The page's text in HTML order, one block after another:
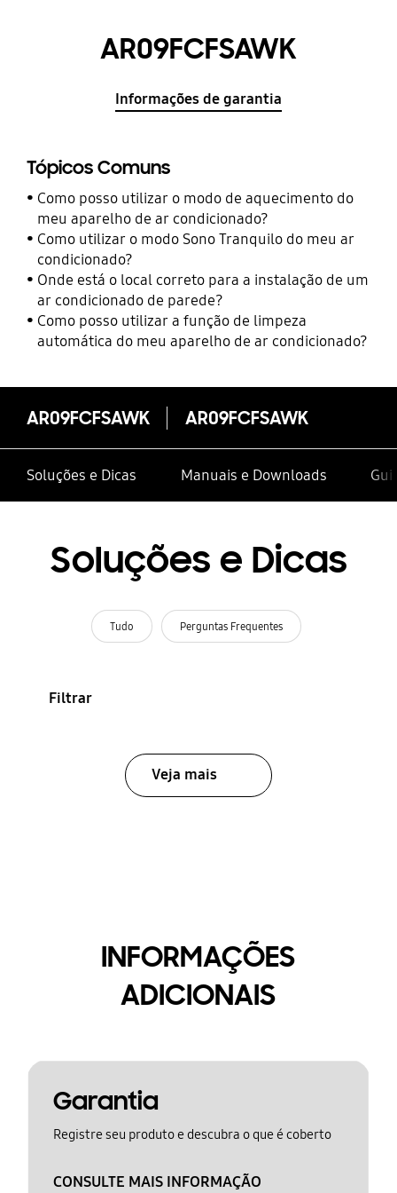
AR09FCFSAWK
Informações de garantia
Tópicos Comuns
Como posso utilizar o modo de aquecimento do
meu aparelho de ar condicionado?
Como utilizar o modo Sono Tranquilo do meu ar
condicionado?
Onde está o local correto para a instalação de um
ar condicionado de parede?
Como posso utilizar a função de limpeza
automática do meu aparelho de ar condicionado?
AR09FCFSAWK AR09FCFSAWK
Soluções e Dicas Manuais e Downloads
Soluções e Dicas
Tudo Perguntas Frequentes
Filtrar
Veja mais
INFORMAÇÕES
ADICIONAIS
Garantia
Registre seu produto e descubra o que é coberto
CONSULTE MAIS INFORMAÇÃO